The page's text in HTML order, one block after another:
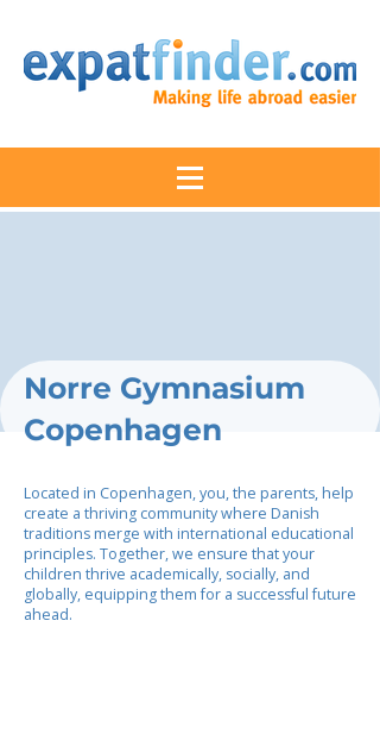
Norre Gymnasium
Copenhagen
Located in Copenhagen, you, the parents, help
create a thriving community where Danish
traditions merge with international educational
principles. Together, we ensure that your
children thrive academically, socially, and
globally, equipping them for a successful future
ahead.